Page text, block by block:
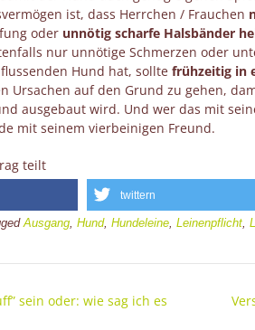
ist, dass Herrchen / Frauchen
oder unnötig scharfe Halsbänder
nur unnötige Schmerzen oder
Hund hat, sollte frühzeitig in
Ursachen auf den Grund zu gehen,
ausgebaut wird. Und wer das mit
mit seinem vierbeinigen Freund.
teilt
twittern
Ausgang, Hund, Hundeleine, Leinenpflicht,
sein oder: wie sag ich es